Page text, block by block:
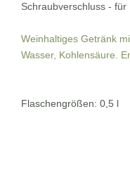
Schraubverschluss - für
Weinhaltiges Getränk
Wasser, Kohlensäure.
Flaschengrößen: 0,5 l